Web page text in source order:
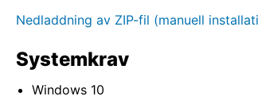
Nedladdning av ZIP-fil (manuell
Systemkrav
Windows 10